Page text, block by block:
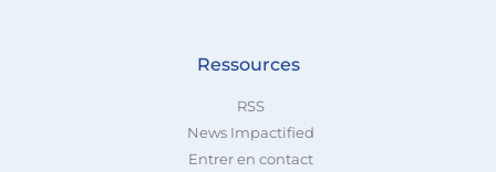
Ressources
RSS
News Impactified
Entrer en contact